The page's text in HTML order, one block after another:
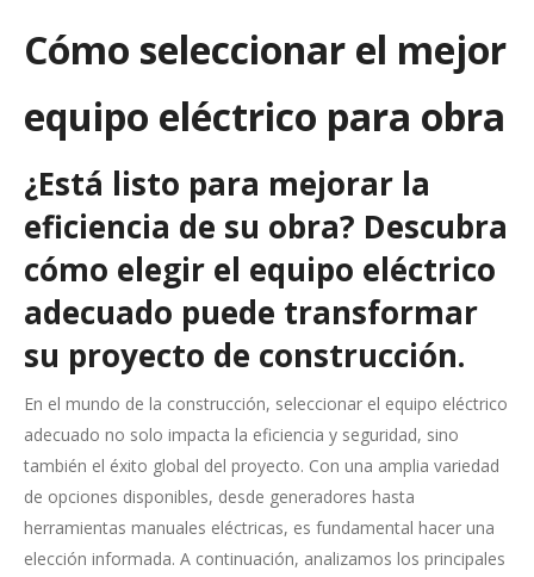
Cómo seleccionar el mejor
equipo eléctrico para obra
¿Está listo para mejorar la
eficiencia de su obra? Descubra
cómo elegir el equipo eléctrico
adecuado puede transformar
su proyecto de construcción.
En el mundo de la construcción, seleccionar el equipo eléctrico
adecuado no solo impacta la eficiencia y seguridad, sino
también el éxito global del proyecto. Con una amplia variedad
de opciones disponibles, desde generadores hasta
herramientas manuales eléctricas, es fundamental hacer una
elección informada. A continuación, analizamos los principales